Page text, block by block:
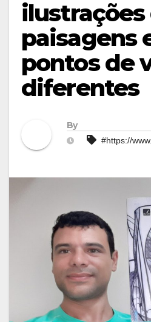
ilustrações
paisagens
pontos de
diferentes
By
#https://